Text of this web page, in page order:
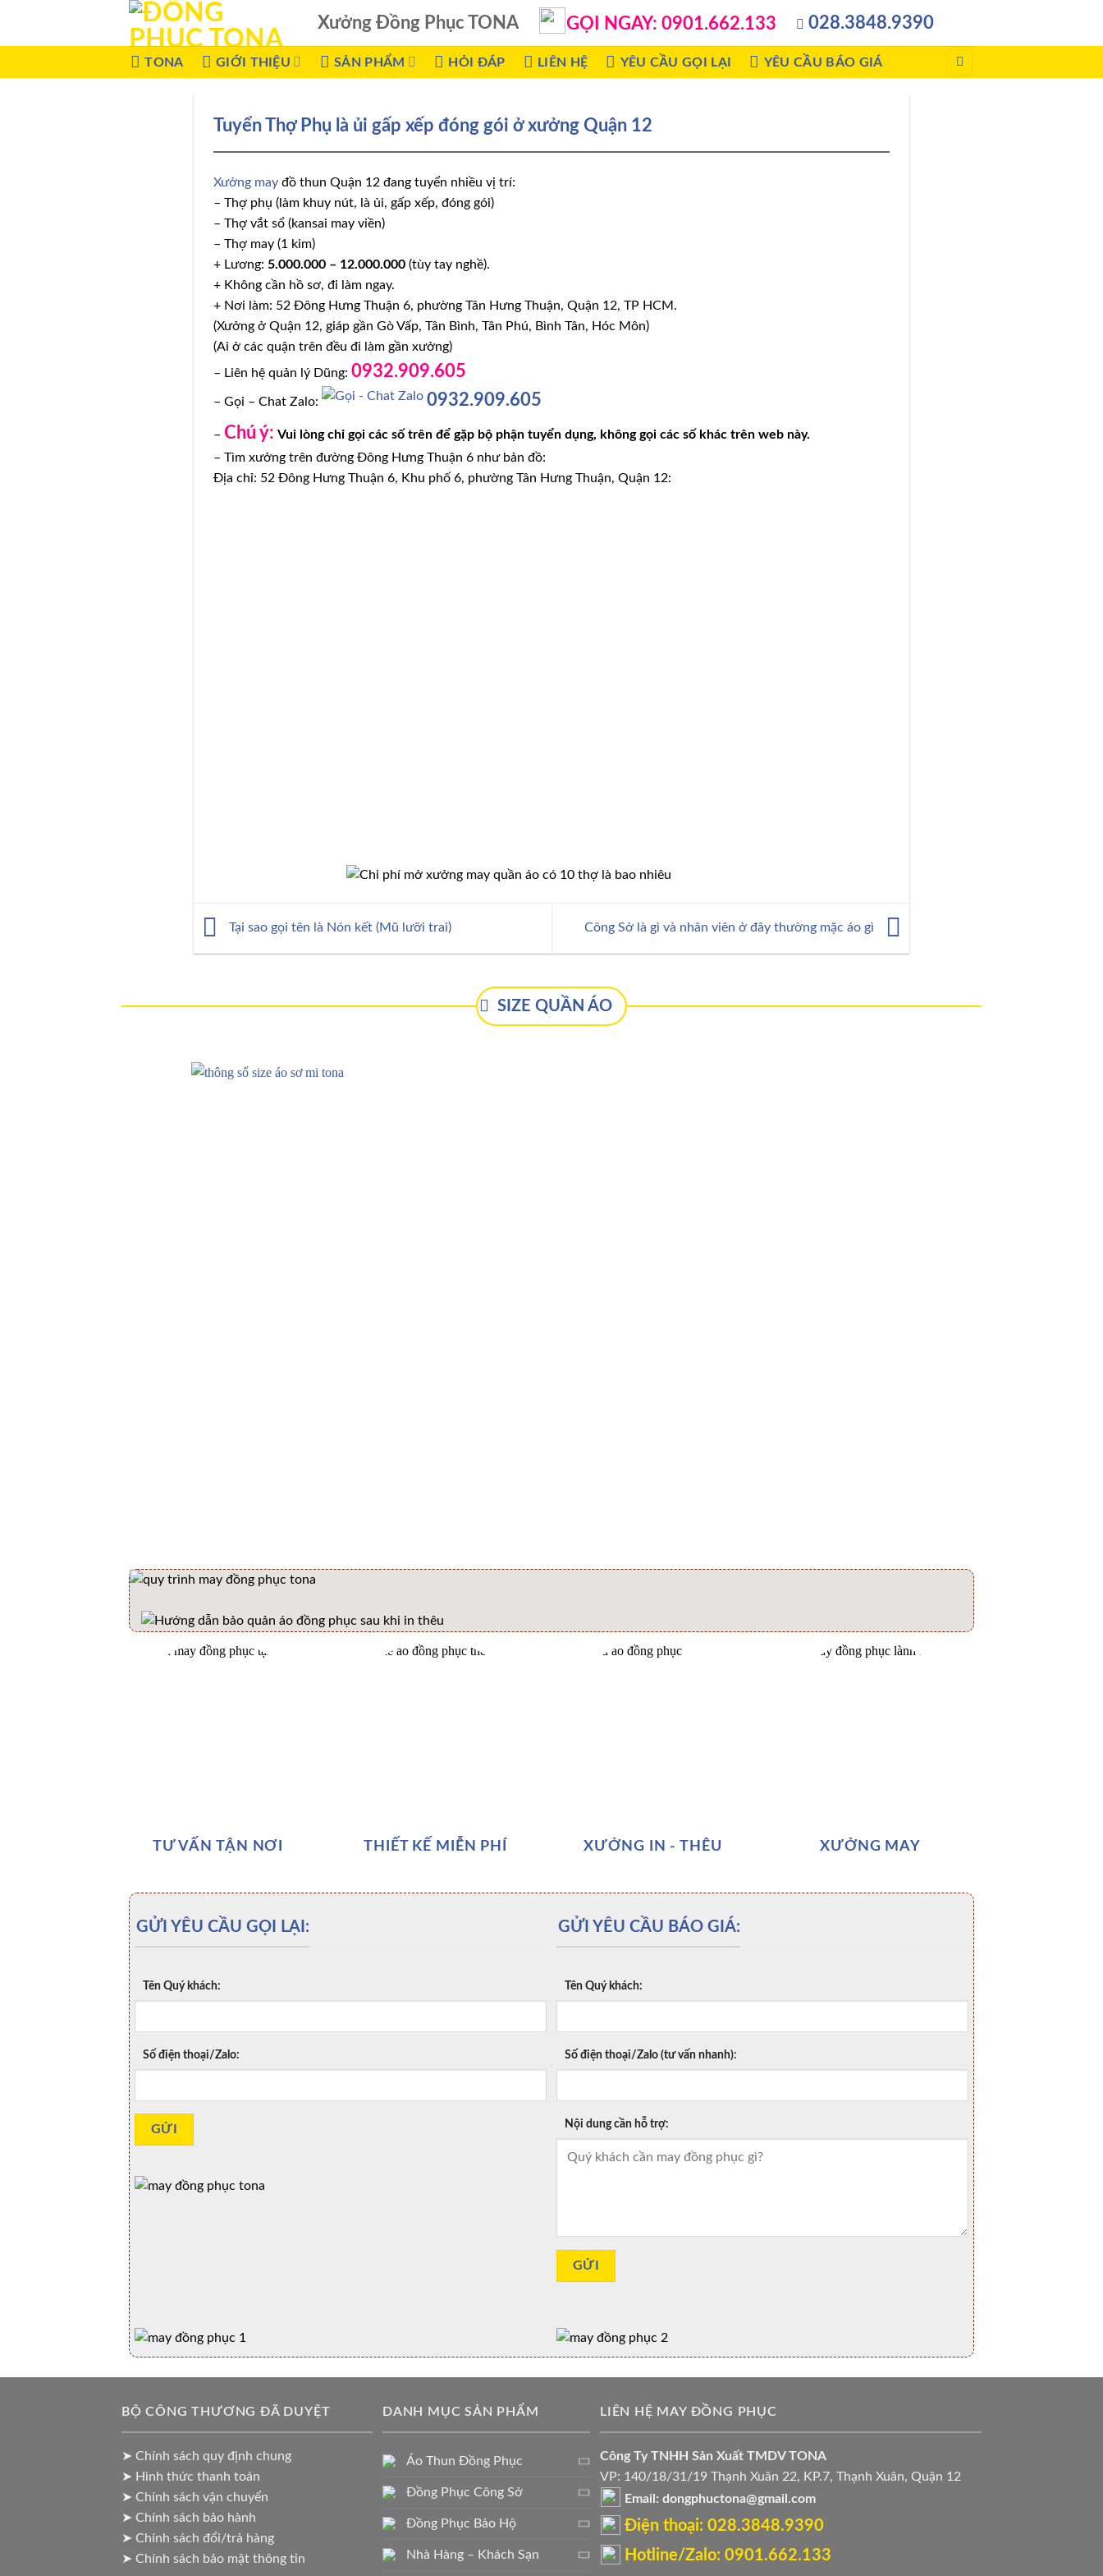
Xưởng Đồng Phục TONA GỌI NGAY: 0901.662.133 028.3848.9390
TONA GIỚI THIỆU SẢN PHẨM HỎI ĐÁP LIÊN HỆ YÊU CẦU GỌI LẠI YÊU CẦU BÁO GIÁ
Tuyển Thợ Phụ là ủi gấp xếp đóng gói ở xưởng Quận 12
Xưởng may đồ thun Quận 12 đang tuyển nhiều vị trí:
– Thợ phụ (làm khuy nút, là ủi, gấp xếp, đóng gói)
– Thợ vắt sổ (kansai may viền)
– Thợ may (1 kim)
+ Lương: 5.000.000 – 12.000.000 (tùy tay nghề).
+ Không cần hồ sơ, đi làm ngay.
+ Nơi làm: 52 Đông Hưng Thuận 6, phường Tân Hưng Thuận, Quận 12, TP HCM.
(Xưởng ở Quận 12, giáp gần Gò Vấp, Tân Bình, Tân Phú, Bình Tân, Hóc Môn)
(Ai ở các quận trên đều đi làm gần xưởng)
– Liên hệ quản lý Dũng:0932.909.605
– Gọi – Chat Zalo: 0932.909.605
–Chú ý: Vui lòng chỉ gọi các số trên để gặp bộ phận tuyển dụng, không gọi các số khác trên web này.
– Tìm xưởng trên đường Đông Hưng Thuận 6 như bản đồ:
Địa chỉ: 52 Đông Hưng Thuận 6, Khu phố 6, phường Tân Hưng Thuận, Quận 12:
Tại sao gọi tên là Nón kết (Mũ lưỡi trai) Công Sở là gì và nhân viên ở đây thường mặc áo gì
SIZE QUẦN ÁO
TƯ VẤN TẬN NƠI THIẾT KẾ MIỄN PHÍ XƯỞNG IN - THÊU XƯỞNG MAY
GỬI YÊU CẦU GỌI LẠI:
Tên Quý khách:
Số điện thoại/Zalo:
GỬI YÊU CẦU BÁO GIÁ:
Tên Quý khách:
Số điện thoại/Zalo (tư vấn nhanh):
Nội dung cần hỗ trợ:
BỘ CÔNG THƯƠNG ĐÃ DUYỆT
➤ Chính sách quy định chung
➤ Hình thức thanh toán
➤ Chính sách vận chuyển
➤ Chính sách bảo hành
➤ Chính sách đổi/trả hàng
➤ Chính sách bảo mật thông tin
DANH MỤC SẢN PHẨM
Áo Thun Đồng Phục
Đồng Phục Công Sở
Đồng Phục Bảo Hộ
Nhà Hàng – Khách Sạn
LIÊN HỆ MAY ĐỒNG PHỤC
Công Ty TNHH Sản Xuất TMDV TONA
VP: 140/18/31/19 Thạnh Xuân 22, KP.7, Thạnh Xuân, Quận 12
Email: dongphuctona@gmail.com
Điện thoại: ‭028.3848.9390‬
Hotline/Zalo: 0901.662.133